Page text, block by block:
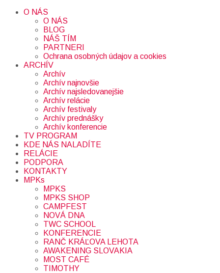
O NÁS
O NÁS
BLOG
NÁŠ TÍM
PARTNERI
Ochrana osobných údajov a cookies
ARCHÍV
Archív
Archív najnovšie
Archív najsledovanejšie
Archív relácie
Archív festivaly
Archív prednášky
Archív konferencie
TV PROGRAM
KDE NÁS NALADÍTE
RELÁCIE
PODPORA
KONTAKTY
MPKs
MPKS
MPKS SHOP
CAMPFEST
NOVÁ DNA
TWC SCHOOL
KONFERENCIE
RANČ KRÁĽOVA LEHOTA
AWAKENING SLOVAKIA
MOST CAFÉ
TIMOTHY